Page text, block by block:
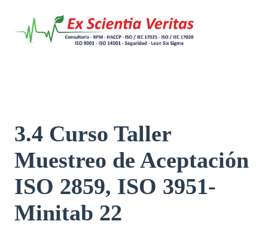
contenido
3.4 Curso Taller
Muestreo de Aceptación
ISO 2859, ISO 3951-
Minitab 22